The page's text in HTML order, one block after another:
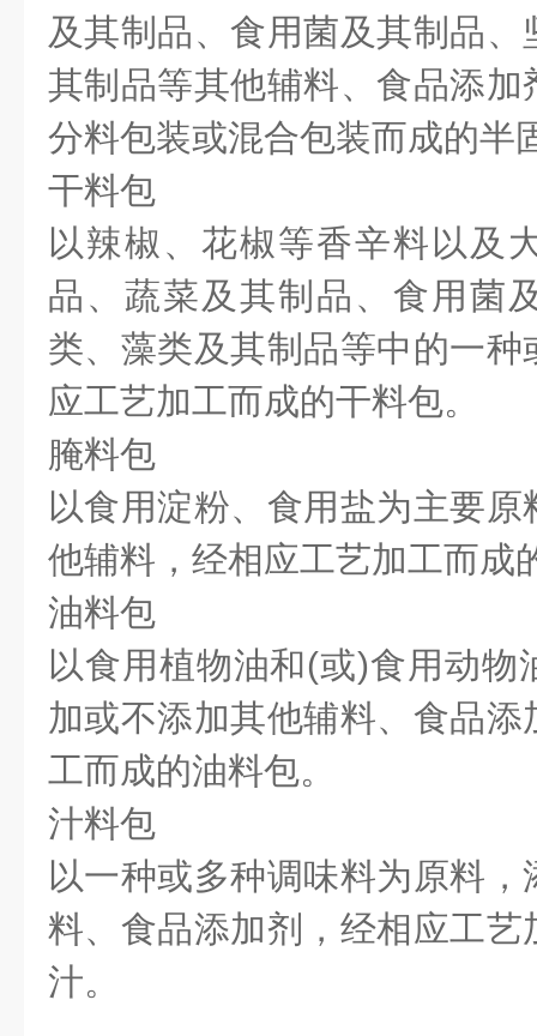
及其制品、食用菌及其制品
其制品等其他辅料、食品添
分料包装或混合包装而成的半
干料包
以辣椒、花椒等香辛料以及
品、蔬菜及其制品、食用菌
类、藻类及其制品等中的一
应工艺加工而成的干料包。
腌料包
以食用淀粉、食用盐为主要
他辅料，经相应工艺加工而成
油料包
以食用植物油和(或)食用动物
加或不添加其他辅料、食品
工而成的油料包。
汁料包
以一种或多种调味料为原料
料、食品添加剂，经相应工
汁。